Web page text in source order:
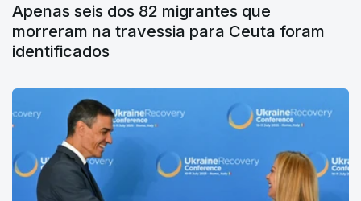
Apenas seis dos 82 migrantes que
morreram na travessia para Ceuta foram
identificados